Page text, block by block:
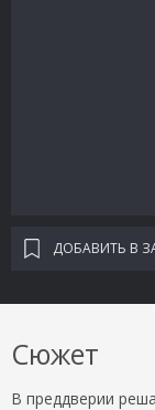
ДОБАВИТЬ В
Сюжет
В преддверии